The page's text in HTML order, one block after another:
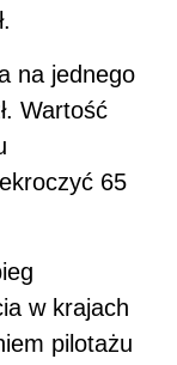
na jednego
Wartość
65
w krajach
pilotażu